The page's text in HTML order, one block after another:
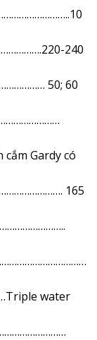
240
50; 60
Gardy có
165
water